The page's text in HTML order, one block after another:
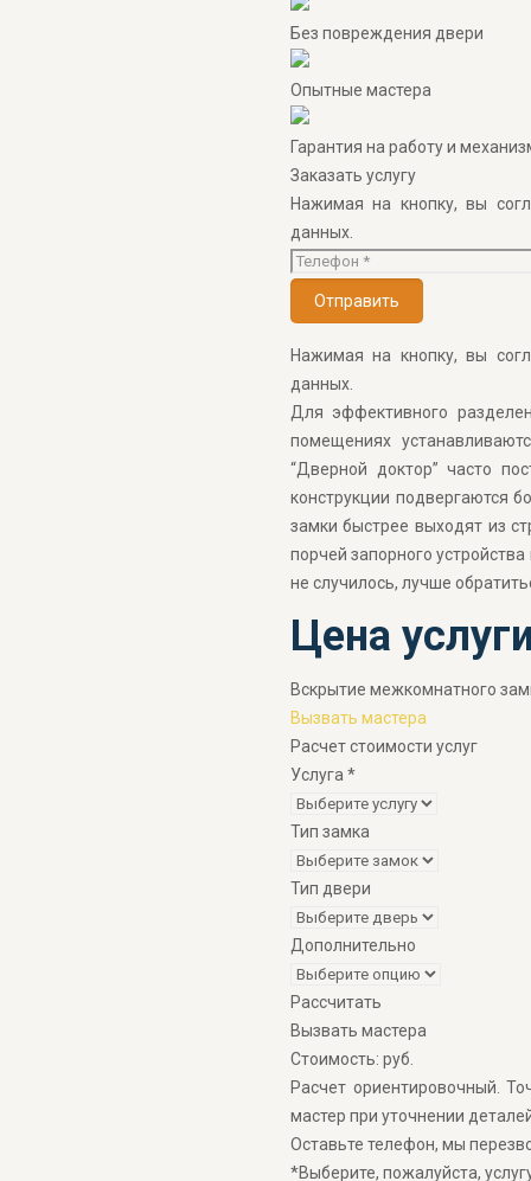
Без повреждения двери
Опытные мастера
Гарантия на работу и
Заказать услугу
Нажимая на кнопку, вы
данных.
Нажимая на кнопку, вы
данных.
Для эффективного
помещениях
“Дверной доктор” часто
конструкции подвергаются
замки быстрее выходят из
порчей запорного
не случилось, лучше
Цена
Вскрытие межкомнатного
Вызвать мастера
Расчет стоимости услуг
Услуга *
Тип замка
Тип двери
Дополнительно
Рассчитать
Вызвать мастера
Стоимость: руб.
Расчет ориентировочный.
мастер при уточнении
Оставьте телефон, мы
*Выберите, пожалуйста,